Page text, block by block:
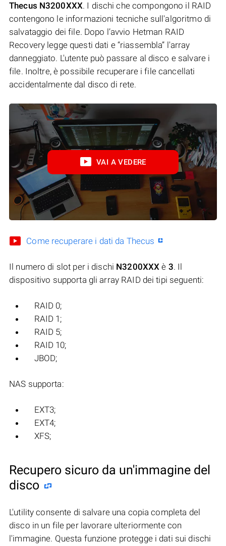
Thecus N3200XXX. I dischi che compongono il RAID
contengono le informazioni tecniche sull'algoritmo di
salvataggio dei file. Dopo l’avvio Hetman RAID
Recovery legge questi dati e “riassembla” l'array
danneggiato. L'utente può passare al disco e salvare i
file. Inoltre, è possibile recuperare i file cancellati
accidentalmente dal disco di rete.
VAI A VEDERE
Come recuperare i dati da Thecus
Il numero di slot per i dischi N3200XXX è 3. Il
dispositivo supporta gli array RAID dei tipi seguenti:
RAID 0;
RAID 1;
RAID 5;
RAID 10;
JBOD;
NAS supporta:
EXT3;
EXT4;
XFS;
Recupero sicuro da un'immagine del
disco
L'utility consente di salvare una copia completa del
disco in un file per lavorare ulteriormente con
l'immagine. Questa funzione protegge i dati sui dischi